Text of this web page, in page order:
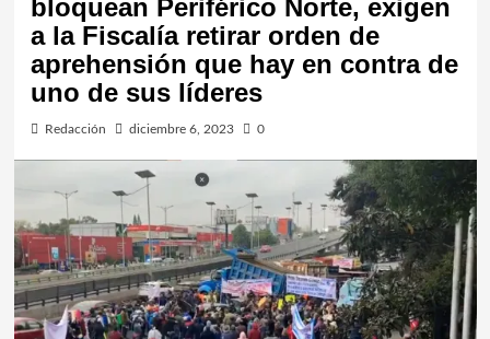
bloquean Periférico Norte, exigen
a la Fiscalía retirar orden de
aprehensión que hay en contra de
uno de sus líderes
Redacción diciembre 6, 2023 0